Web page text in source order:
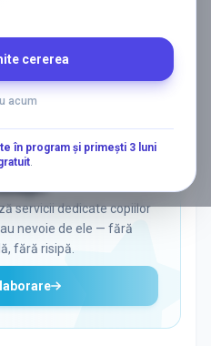
cererea
acum
în program și primești 3 luni
.
la părinții care
servicii dedicate copiilor
nevoie de ele — fără
fără risipă.